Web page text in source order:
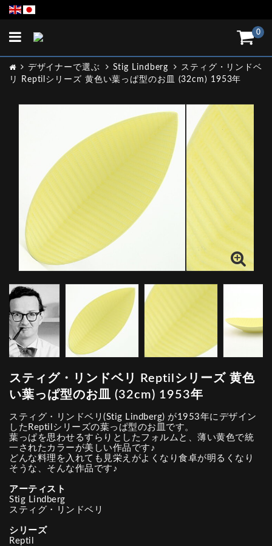
0
Toggle
デザイナーで選ぶ Stig Lindberg
スティグ・リンドベ
リ Reptilシリーズ 黄色い葉っぱ型のお皿 (32cm) 1953年
スティグ・リンドベリ Reptilシリーズ 黄色
い葉っぱ型のお皿 (32cm) 1953年
スティグ・リンドベリ(Stig Lindberg) が1953年にデザイン
したReptilシリーズの葉っぱ型のお皿です。
葉っぱを思わせるすらりとしたフォルムと、薄い黄色で統
一されたカラーが美しい作品です♪
どんな料理を入れても見栄えがよくなり食卓が明るくなり
そうな、そんな作品です♪
アーティスト
Stig Lindberg
スティグ・リンドベリ
シリーズ
Reptil